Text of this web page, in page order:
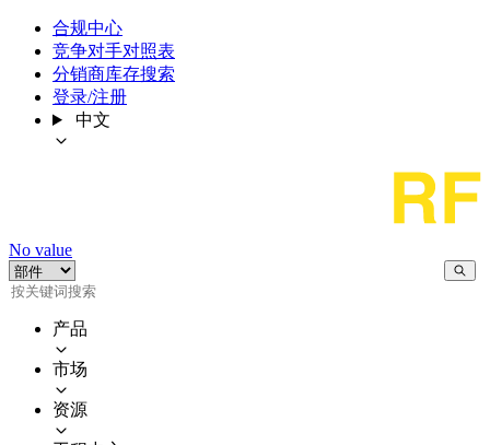
合规中心
竞争对手对照表
分销商库存搜索
登录/注册
中文
No value
产品
市场
资源